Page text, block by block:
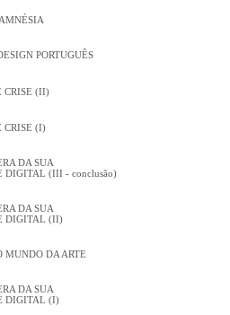
PORTUGUÊS
CRISE (II)
CRISE (I)
DA SUA
DIGITAL (III - conclusão)
DA SUA
DIGITAL (II)
MUNDO DA ARTE
DA SUA
DIGITAL (I)